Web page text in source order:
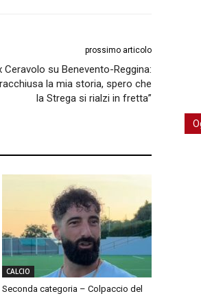
prossimo articolo
Ceravolo su Benevento-Reggina:
la mia storia, spero che
la Strega si rialzi in fretta”
CALCIO
Seconda categoria – Colpaccio del